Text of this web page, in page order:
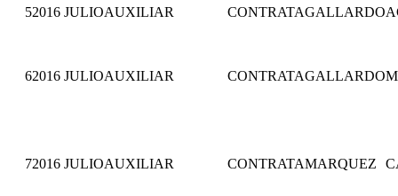
52016 JULIOAUXILIAR CONTRATAGALLARDO
62016 JULIOAUXILIAR CONTRATAGALLARDO
72016 JULIOAUXILIAR CONTRATAMARQUEZ